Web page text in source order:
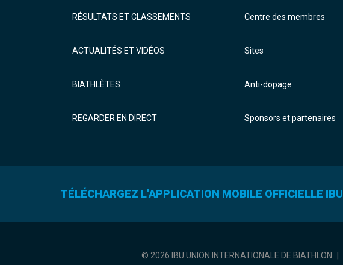
RÉSULTATS ET CLASSEMENTS
ACTUALITÉS ET VIDÉOS
BIATHLÈTES
REGARDER EN DIRECT
Centre des membres
Sites
Anti-dopage
Sponsors et partenaires
TÉLÉCHARGEZ L'APPLICATION MOBILE OFFICIELLE IBU
© 2026 IBU UNION INTERNATIONALE DE BIATHLON |